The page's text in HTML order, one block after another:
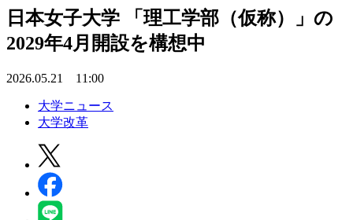
日本女子大学 「理工学部（仮称）」の
2029年4月開設を構想中
2026.05.21 11:00
大学ニュース
大学改革